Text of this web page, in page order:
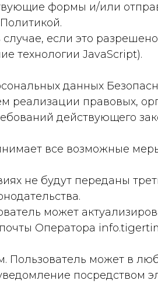
формы и/или
если это
технологии JavaScript).
данных
реализации правовых,
действующего
все возможные
не будут переданы
может
Оператора
Пользователь может в
посредством